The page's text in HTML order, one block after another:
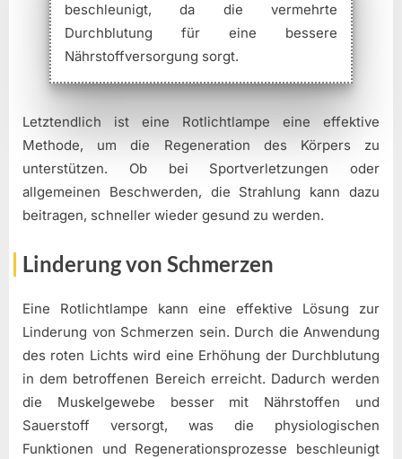
beschleunigt, da die vermehrte
Durchblutung für eine bessere
Nährstoffversorgung sorgt.
Letztendlich ist eine Rotlichtlampe eine effektive
Methode, um die Regeneration des Körpers zu
unterstützen. Ob bei Sportverletzungen oder
allgemeinen Beschwerden, die Strahlung kann dazu
beitragen, schneller wieder gesund zu werden.
Linderung von Schmerzen
Eine Rotlichtlampe kann eine effektive Lösung zur
Linderung von Schmerzen sein. Durch die Anwendung
des roten Lichts wird eine Erhöhung der Durchblutung
in dem betroffenen Bereich erreicht. Dadurch werden
die Muskelgewebe besser mit Nährstoffen und
Sauerstoff versorgt, was die physiologischen
Funktionen und Regenerationsprozesse beschleunigt